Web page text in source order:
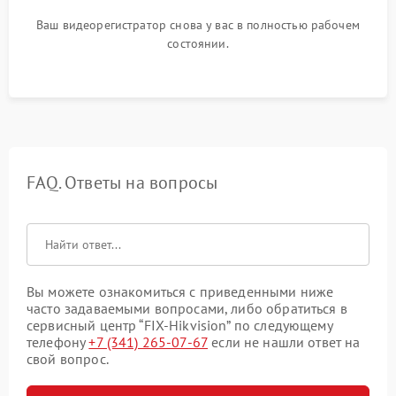
Ваш видеорегистратор снова у вас в полностью рабочем
состоянии.
FAQ. Ответы на вопросы
Вы можете ознакомиться с приведенными ниже
часто задаваемыми вопросами, либо обратиться в
сервисный центр “FIX-Hikvision” по следующему
телефону+7 (341) 265-07-67 если не нашли ответ на
свой вопрос.